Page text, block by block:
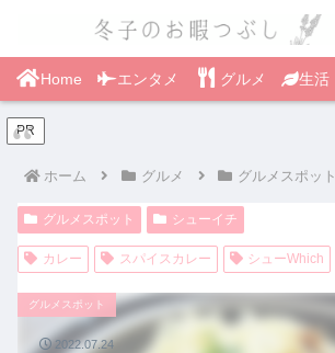
Home エンタメ グルメ 生活
PR
ホーム グルメ グルメスポット
グルメスポット シューイチ
カレー スパイスカレー シューWhich
グルメスポット
2022.07.24